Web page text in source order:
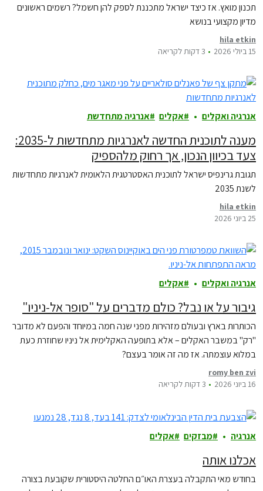
תכנון מואץ. אז כיצד ישראל מתכננת לספק להן חשמל? רשמים ראשונים
מדיון מקצועי בנושא
hila etkin
15 ביולי 2026
3 דקות לקריאה
אנרגיה ואקלים אקלים אנרגיה מתחדשת
מענה לתוכנית החדשה לאנרגיות מתחדשות ל-2035:
צעד בכיוון הנכון, אך רחוק מלהספיק
תגובת גרינפיס ישראל לתוכנית האסטרטגית הלאומית לאנרגיות מתחדשות
לשנת 2035
hila etkin
25 ביוני 2026
אנרגיה ואקלים אקלים
גיבור על או נבל? כולם מדברים על "סופר אל-ניניו"
הכותרות בארץ ובעולם מזהירות מפני שנה חמה במיוחד והפעם לא מדובר
"רק" במשבר האקלים – אלא בתופעה האקלימית אל ניניו שחוזרת כעת
במלוא עוצמתה. אז מה זה אומר בעצם?
romy ben zvi
16 ביוני 2026
3 דקות לקריאה
אנרגיה מבזקים אקלים
אכלנו אותה
בחודש מאי התקבלה בעצרת האו״ם החלטה היסטורית שקובעת בצורה